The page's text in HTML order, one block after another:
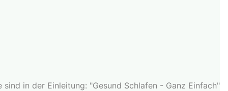
sind in der Einleitung: "Gesund Schlafen - Ganz Einfach"